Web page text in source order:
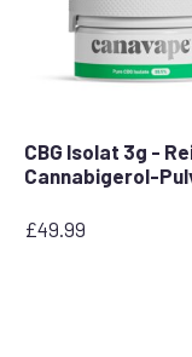
CBG Isolat 3g -
Cannabigerol-
£49.99